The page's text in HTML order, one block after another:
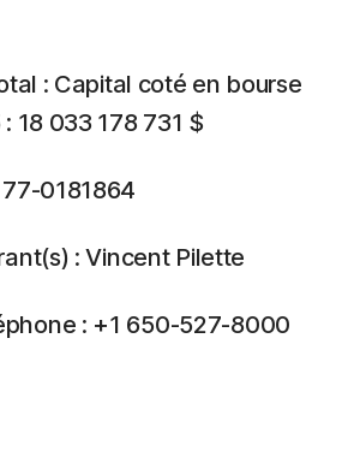
: Capital coté en bourse
18 033 178 731 $
0181864
: Vincent Pilette
: +1 650-527-8000